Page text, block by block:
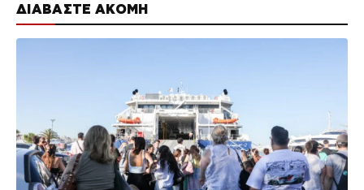
ΔΙΑΒΑΣΤΕ ΑΚΟΜΗ